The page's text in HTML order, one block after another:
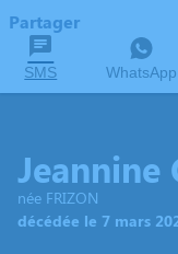
Partager
SMS WhatsApp
Jeannine
née FRIZON
décédée le 7 mars